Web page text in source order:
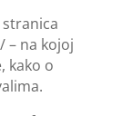
– na kojoj
kako o